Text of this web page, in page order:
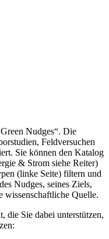
Nudges“. Die
Feldversuchen
Sie können den Katalog
& Strom siehe Reiter)
(linke Seite) filtern und
Nudges, seines Ziels,
wissenschaftliche Quelle.
die Sie dabei unterstützen,